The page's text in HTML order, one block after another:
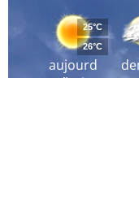
aujourd
´hui
25°C
26°C